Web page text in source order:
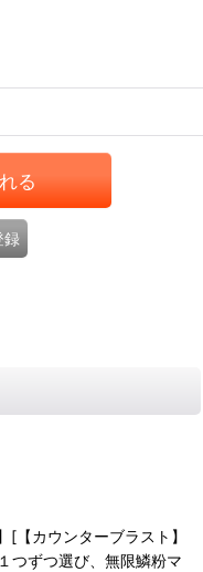
る
録
[【カウンターブラスト】
つずつ選び、無限鱗粉マ